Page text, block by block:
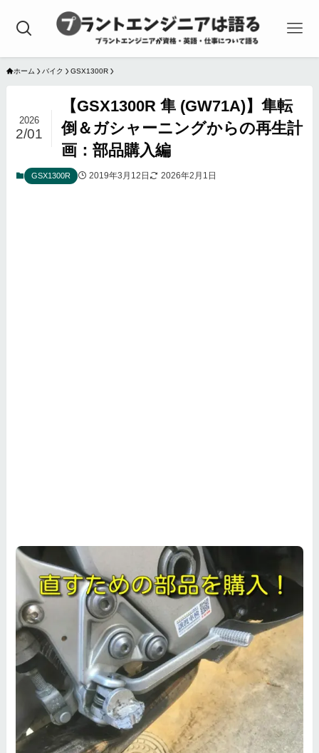
ホーム バイク GSX1300R
【GSX1300R 隼 (GW71A)】隼転
倒＆ガシャーニングからの再生計
画：部品購入編
2026
2/01
GSX1300R 2019年3月12日 2026年2月1日